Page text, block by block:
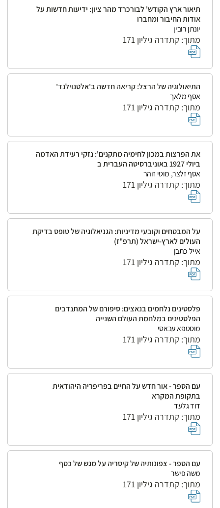
תיאור ארץ הקודש' לבורכרד מהר ציון: ידיעות חדשות על
אודות החיבור ומחברו
יונתן רובין
מתוך: קתדרה גיליון 171
התיאולוגיה של הרצל: קריאה חדשה ב'אלטנוילנד'
אסף מלאך
מתוך: קתדרה גיליון 171
את הפרצות במכון לחימיה מתקנים': נזקי רעידת האדמה
ביולי 1927 באוניברסיטה העברית ב
אסף זלצר, מוטי זוהר
מתוך: קתדרה גיליון 171
על המבטחים וקובעי מדיניות: הגניאלוגיה של טופס בדיקת
העולים לארץ-ישראל (תרפ"ז)
אייל כתבן
מתוך: קתדרה גיליון 171
פלסטינים נלחמים בנאצים: סיפורם של המתנדבים
הפלסטינים במלחמת העולם השנייה
מוסטפא עבאסי
מתוך: קתדרה גיליון 171
עם הספר - אור חדש על החיים בפריפריה היהודאית
בתקופת המקרא
דוד גלעד
מתוך: קתדרה גיליון 171
עם הספר - צפונותיה של קיסריה על מגש של כסף
משה פישר
מתוך: קתדרה גיליון 171